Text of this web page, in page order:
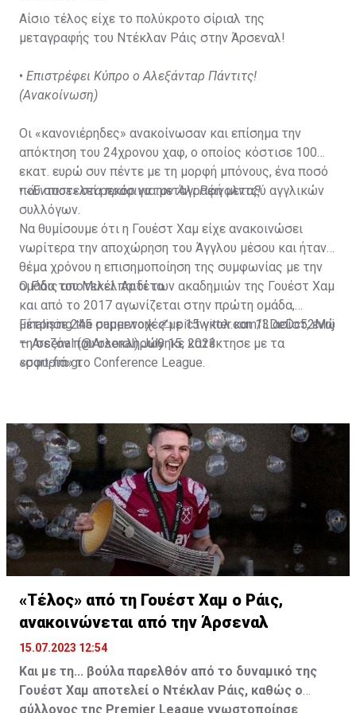
Αίσιο τέλος είχε το πολύκροτο σίριαλ της
μεταγραφής του Ντέκλαν Ράις στην Άρσεναλ!
• Επιστρέφει Κύπρο ο Αλεξάνταρ Πάντιτς!
(Ανακοίνωση)
Οι «κανονιέρηδες» ανακοίνωσαν και επίσημα την
απόκτηση του 24χρονου χαφ, ο οποίος κόστισε 100
εκατ. ευρώ συν πέντε με τη μορφή μπόνους, ένα ποσό
που αποτελεί ρεκόρ για μεταγραφή μεταξύ αγγλικών
συλλόγων.
•«Έντυσε» στα πράσινα τον Άλι Ρέινολντς!
Να θυμίσουμε ότι η Γουέστ Χαμ είχε ανακοινώσει
νωρίτερα την αποχώρηση του Άγγλου μέσου και ήταν
θέμα χρόνου η επισημοποίηση της συμφωνίας με την
ομάδα του Μικέλ Αρτέτα.
Ο Ράις αποτελεί παιδί των ακαδημιών της Γουέστ Χαμ
και από το 2017 αγωνίζεται στην πρώτη ομάδα,
μέτρησε 245 συμμετοχές με 15 γκολ και 13 ασίστ, ενώ
τη σεζόν που ολοκληρώθηκε κατέκτησε με τα
«σφυριά» το Conference League.
Finalising the paperwork ✍️pic.twitter.com/LDeDc52Mnj
— Arsenal (@Arsenal)July 15, 2023
sport-fm.gr
«Τέλος» από τη Γουέστ Χαμ ο Ράις,
ανακοινώνεται από την Άρσεναλ
15.07.2023 12:54
Και με τη... βούλα παρελθόν από το δυναμικό της
Γουέστ Χαμ αποτελεί ο Ντέκλαν Ράις, καθώς ο
σύλλογος της Premier League γνωστοποίησε